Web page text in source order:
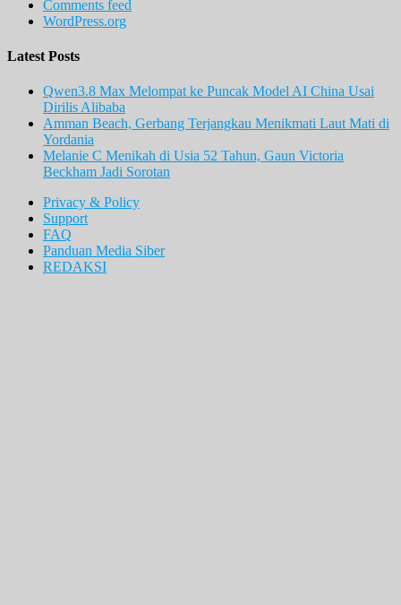
Comments feed
WordPress.org
Latest Posts
Qwen3.8 Max Melompat ke Puncak Model AI China Usai
Dirilis Alibaba
Amman Beach, Gerbang Terjangkau Menikmati Laut Mati di
Yordania
Melanie C Menikah di Usia 52 Tahun, Gaun Victoria
Beckham Jadi Sorotan
Privacy & Policy
Support
FAQ
Panduan Media Siber
REDAKSI